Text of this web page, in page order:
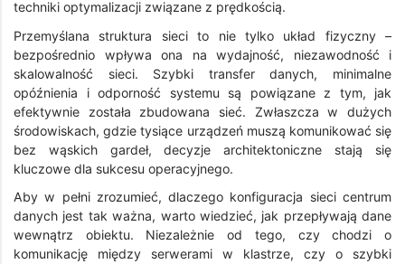
techniki optymalizacji związane z prędkością.
Przemyślana struktura sieci to nie tylko układ fizyczny –
bezpośrednio wpływa ona na wydajność, niezawodność i
skalowalność sieci. Szybki transfer danych, minimalne
opóźnienia i odporność systemu są powiązane z tym, jak
efektywnie została zbudowana sieć. Zwłaszcza w dużych
środowiskach, gdzie tysiące urządzeń muszą komunikować się
bez wąskich gardeł, decyzje architektoniczne stają się
kluczowe dla sukcesu operacyjnego.
Aby w pełni zrozumieć, dlaczego konfiguracja sieci centrum
danych jest tak ważna, warto wiedzieć, jak przepływają dane
wewnątrz obiektu. Niezależnie od tego, czy chodzi o
komunikację między serwerami w klastrze, czy o szybki